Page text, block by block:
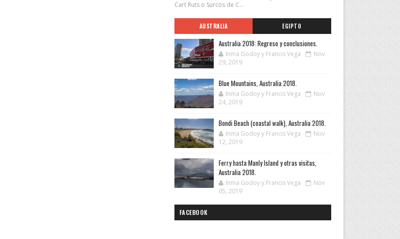
Cart Ruts o Surcos de C...
AUSTRALIA EGIPTO
Australia 2018: Regreso y conclusiones.
Inma Godoy y Francis Vega
Nov
29, 2019
Blue Mountains, Australia 2018.
Inma Godoy y Francis Vega
Nov
24, 2019
Bondi Beach (coastal walk), Australia 2018.
Inma Godoy y Francis Vega
Nov
12, 2019
Ferry hasta Manly Island y otras visitas,
Australia 2018.
Inma Godoy y Francis Vega
Nov
05, 2019
FACEBOOK